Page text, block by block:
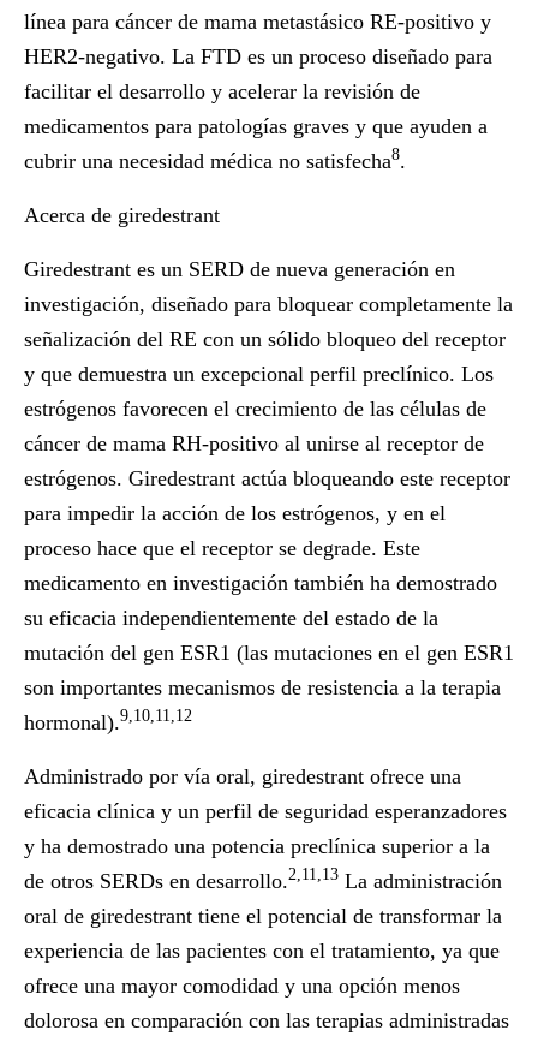
línea para cáncer de mama metastásico RE-positivo y
HER2-negativo. La FTD es un proceso diseñado para
facilitar el desarrollo y acelerar la revisión de
medicamentos para patologías graves y que ayuden a
cubrir una necesidad médica no satisfecha8.
Acerca de giredestrant
Giredestrant es un SERD de nueva generación en
investigación, diseñado para bloquear completamente la
señalización del RE con un sólido bloqueo del receptor
y que demuestra un excepcional perfil preclínico. Los
estrógenos favorecen el crecimiento de las células de
cáncer de mama RH-positivo al unirse al receptor de
estrógenos. Giredestrant actúa bloqueando este receptor
para impedir la acción de los estrógenos, y en el
proceso hace que el receptor se degrade. Este
medicamento en investigación también ha demostrado
su eficacia independientemente del estado de la
mutación del gen ESR1 (las mutaciones en el gen ESR1
son importantes mecanismos de resistencia a la terapia
hormonal).9,10,11,12
Administrado por vía oral, giredestrant ofrece una
eficacia clínica y un perfil de seguridad esperanzadores
y ha demostrado una potencia preclínica superior a la
de otros SERDs en desarrollo.2,11,13 La administración
oral de giredestrant tiene el potencial de transformar la
experiencia de las pacientes con el tratamiento, ya que
ofrece una mayor comodidad y una opción menos
dolorosa en comparación con las terapias administradas